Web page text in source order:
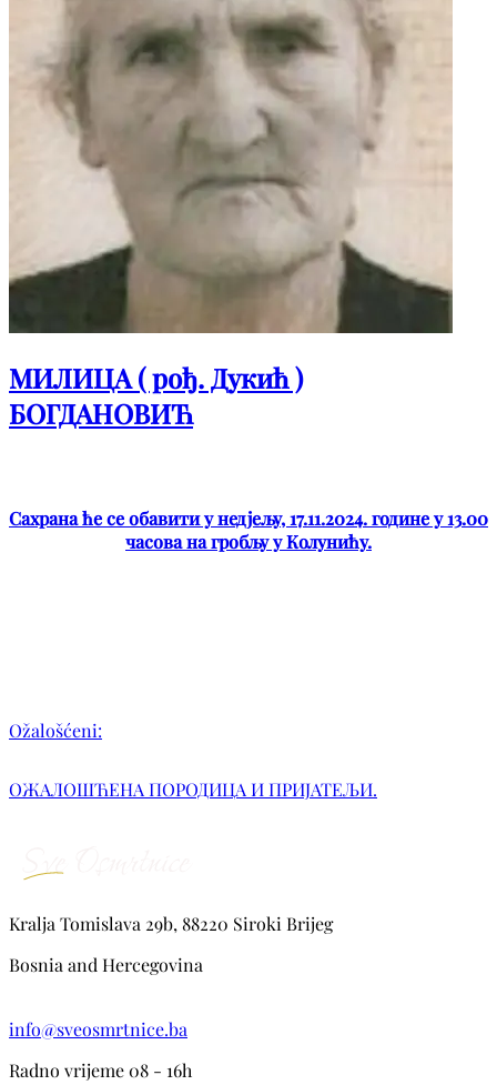
МИЛИЦА ( рођ. Дукић )
БОГДАНОВИЋ
Сахрана ће се обавити у недјељу, 17.11.2024. године у 13.00
часова на гробљу у Колунићу.
Ožalošćeni:
ОЖАЛОШЋЕНА ПОРОДИЦА И ПРИЈАТЕЉИ.
Kralja Tomislava 29b, 88220 Siroki Brijeg
Bosnia and Hercegovina
info@sveosmrtnice.ba
Radno vrijeme 08 - 16h